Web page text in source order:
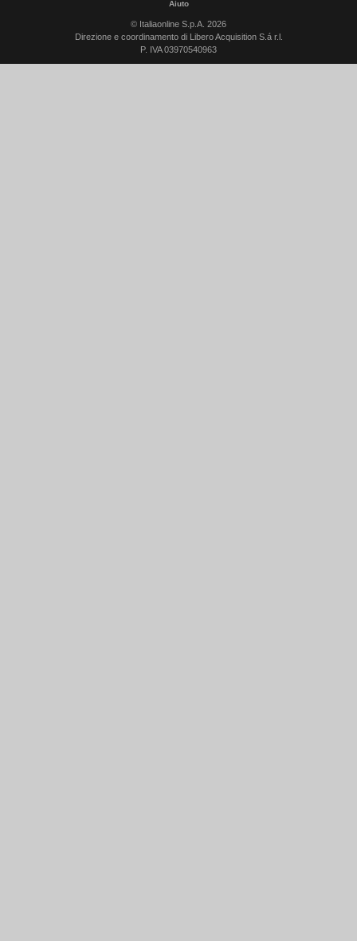
Aiuto
© Italiaonline S.p.A. 2026
Direzione e coordinamento di Libero Acquisition S.á r.l.
P. IVA 03970540963